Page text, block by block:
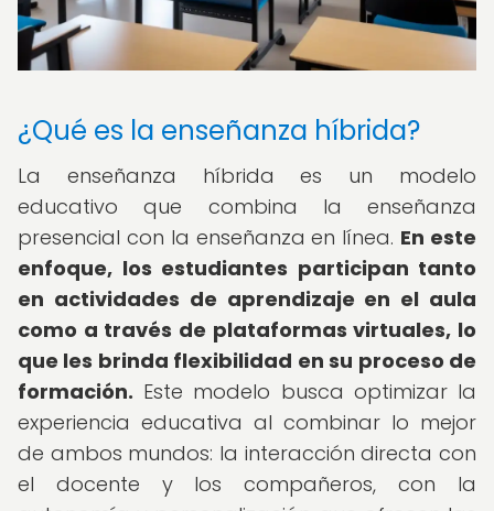
¿Qué es la enseñanza híbrida?
La enseñanza híbrida es un modelo
educativo que combina la enseñanza
presencial con la enseñanza en línea. En este
enfoque, los estudiantes participan tanto
en actividades de aprendizaje en el aula
como a través de plataformas virtuales, lo
que les brinda flexibilidad en su proceso de
formación. Este modelo busca optimizar la
experiencia educativa al combinar lo mejor
de ambos mundos: la interacción directa con
el docente y los compañeros, con la